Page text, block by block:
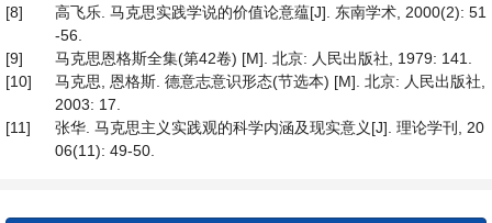
[8]
高飞乐. 马克思实践学说的价值论意蕴[J]. 东南学术, 2000(2): 51
-56.
[9]
马克思恩格斯全集(第42卷) [M]. 北京: 人民出版社, 1979: 141.
[10]
马克思, 恩格斯. 德意志意识形态(节选本) [M]. 北京: 人民出版社,
2003: 17.
[11]
张华. 马克思主义实践观的科学内涵及现实意义[J]. 理论学刊, 20
06(11): 49-50.